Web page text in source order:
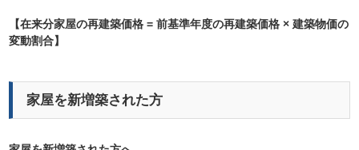
【在来分家屋の再建築価格 = 前基準年度の再建築価格 × 建築物価の
変動割合】
家屋を新増築された方